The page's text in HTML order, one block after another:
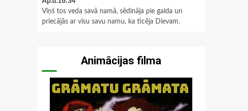
Viņš tos veda savā namā, sēdināja pie galda un
priecājās ar visu savu namu, ka ticēja Dievam.
Animācijas filma